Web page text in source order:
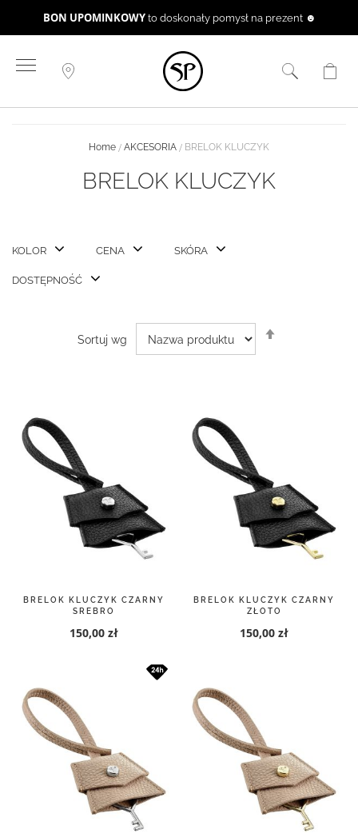
BON UPOMINKOWY to doskonały pomysł na prezent ☻
do
treści
Home AKCESORIA BRELOK KLUCZYK
BRELOK KLUCZYK
KOLOR CENA SKÓRA
DOSTĘPNOŚĆ
Sortuj wg
BRELOK KLUCZYK CZARNY
SREBRO
150,00 zł
BRELOK KLUCZYK CZARNY
ZŁOTO
150,00 zł